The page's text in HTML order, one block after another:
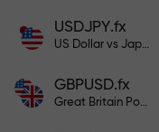
USDJPY.fx
US Dollar vs Japanese Yen
GBPUSD.fx
Great Britain Pound vs US Dollar